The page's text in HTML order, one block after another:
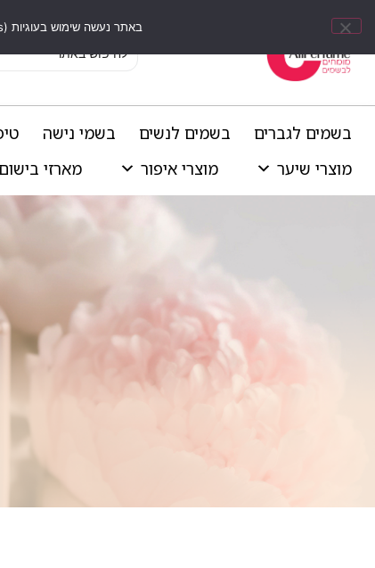
בשמים לגברים בשמים לנשים בשמי נישה
מוצרי שיער
מוצרי איפור מארזי
באתר נעשה שימוש בעוגיות (Cookies) וכלים דומים לשיפור חוויית הגלישה, התאמת תוכן אישי וביצוע ניתוחים סטטיסטיים.